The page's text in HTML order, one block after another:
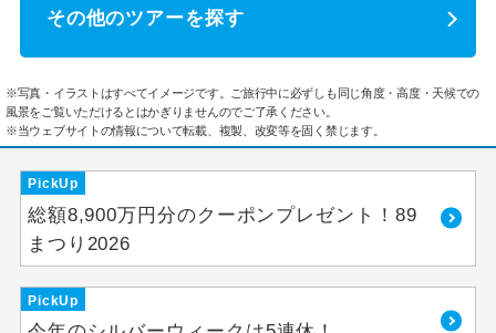
その他のツアーを探す
※写真・イラストはすべてイメージです。ご旅行中に必ずしも同じ角度・高度・天候での
風景をご覧いただけるとはかぎりませんのでご了承ください。
※当ウェブサイトの情報について転載、複製、改変等を固く禁じます。
PickUp
総額8,900万円分のクーポンプレゼント！89
まつり2026
PickUp